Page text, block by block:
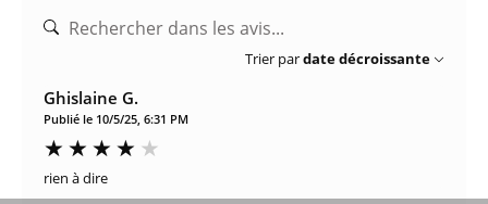
Trier pardate décroissante
Ghislaine G.
Publié le 10/5/25, 6:31 PM
rien à dire